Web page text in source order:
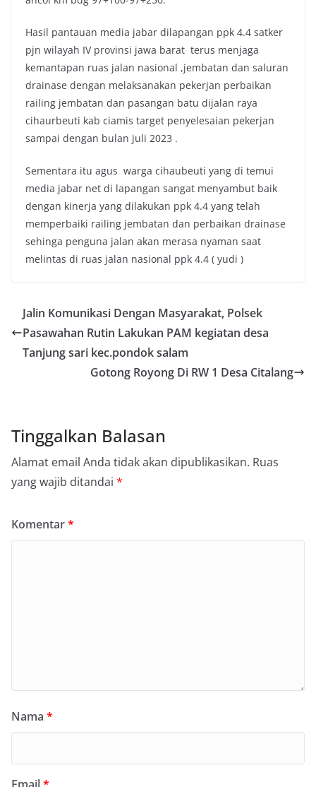
k
p
k
Hasil pantauan media jabar dilapangan ppk 4.4 satker
pjn wilayah IV provinsi jawa barat terus menjaga
kemantapan ruas jalan nasional ,jembatan dan saluran
drainase dengan melaksanakan pekerjan perbaikan
railing jembatan dan pasangan batu dijalan raya
cihaurbeuti kab ciamis target penyelesaian pekerjan
sampai dengan bulan juli 2023 .
Sementara itu agus warga cihaubeuti yang di temui
media jabar net di lapangan sangat menyambut baik
dengan kinerja yang dilakukan ppk 4.4 yang telah
memperbaiki railing jembatan dan perbaikan drainase
sehinga penguna jalan akan merasa nyaman saat
melintas di ruas jalan nasional ppk 4.4 ( yudi )
Jalin Komunikasi Dengan Masyarakat, Polsek
Pasawahan Rutin Lakukan PAM kegiatan desa
Tanjung sari kec.pondok salam
Gotong Royong Di RW 1 Desa Citalang
Tinggalkan Balasan
Alamat email Anda tidak akan dipublikasikan. Ruas
yang wajib ditandai *
Komentar*
Nama *